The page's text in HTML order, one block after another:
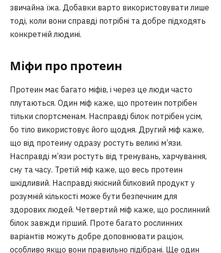
звичайна їжа. Добавки варто використовувати лише
тоді, коли вони справді потрібні та добре підходять
конкретній людині.
Міфи про протеин
Протеин має багато міфів, і через це люди часто
плутаються. Один міф каже, що протеин потрібен
тільки спортсменам. Насправді білок потрібен усім,
бо тіло використовує його щодня. Другий міф каже,
що від протеину одразу ростуть великі м’язи.
Насправді м’язи ростуть від тренувань, харчування,
сну та часу. Третій міф каже, що весь протеин
шкідливий. Насправді якісний білковий продукт у
розумній кількості може бути безпечним для
здорових людей. Четвертий міф каже, що рослинний
білок завжди гірший. Проте багато рослинних
варіантів можуть добре доповнювати раціон,
особливо якщо вони правильно підібрані. Ще один